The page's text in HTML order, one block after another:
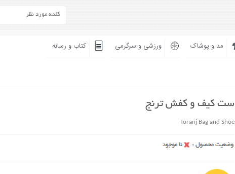
مد و پوشاک ورزشی و سرگرمی کتاب و رسانه
ست کیف و کفش ترنج
Toranj Bag and Shoe